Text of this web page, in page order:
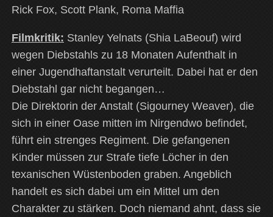
Rick Fox, Scott Plank, Roma Maffia
Filmkritik: Stanley Yelnats (Shia LaBeouf) wird
wegen Diebstahls zu 18 Monaten Aufenthalt in
einer Jugendhaftanstalt verurteilt. Dabei hat er den
Diebstahl gar nicht begangen…
Die Direktorin der Anstalt (Sigourney Weaver), die
sich in einer Oase mitten im Nirgendwo befindet,
führt ein strenges Regiment. Die gefangenen
Kinder müssen zur Strafe tiefe Löcher in den
texanischen Wüstenboden graben. Angeblich
handelt es sich dabei um ein Mittel um den
Charakter zu stärken. Doch niemand ahnt, dass sie